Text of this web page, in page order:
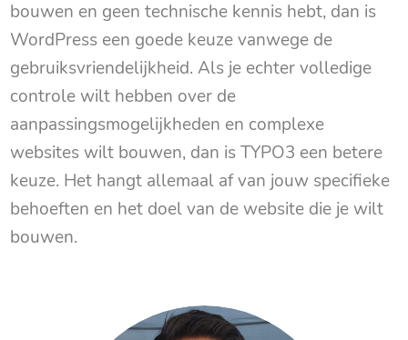
bouwen en geen technische kennis hebt, dan is
WordPress een goede keuze vanwege de
gebruiksvriendelijkheid. Als je echter volledige
controle wilt hebben over de
aanpassingsmogelijkheden en complexe
websites wilt bouwen, dan is TYPO3 een betere
keuze. Het hangt allemaal af van jouw specifieke
behoeften en het doel van de website die je wilt
bouwen.